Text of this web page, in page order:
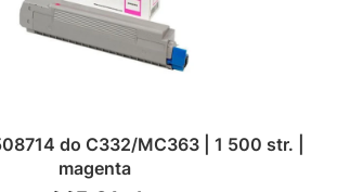
do C332/MC363 | 1 500 str. |
magenta